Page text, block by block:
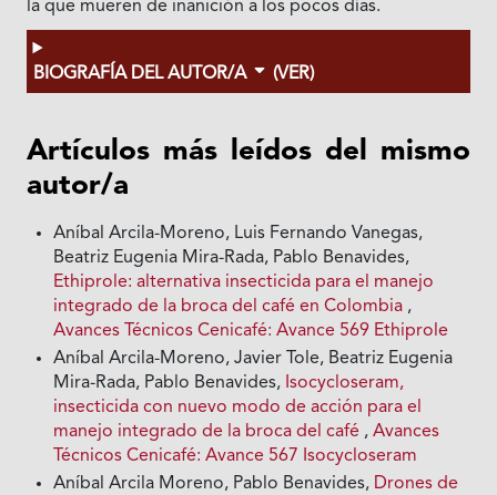
la que mueren de inanición a los pocos días.
BIOGRAFÍA DEL AUTOR/A (VER)
Artículos más leídos del mismo
autor/a
Aníbal Arcila-Moreno, Luis Fernando Vanegas,
Beatriz Eugenia Mira-Rada, Pablo Benavides,
Ethiprole: alternativa insecticida para el manejo
integrado de la broca del café en Colombia ,
Avances Técnicos Cenicafé: Avance 569 Ethiprole
Aníbal Arcila-Moreno, Javier Tole, Beatriz Eugenia
Mira-Rada, Pablo Benavides, Isocycloseram,
insecticida con nuevo modo de acción para el
manejo integrado de la broca del café ,Avances
Técnicos Cenicafé: Avance 567 Isocycloseram
Aníbal Arcila Moreno, Pablo Benavides, Drones de